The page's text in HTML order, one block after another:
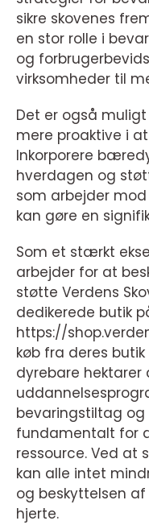
sikre skovenes
en stor rolle i
og
virksomheder til
Det er også
mere proaktive i
Inkorporere
hverdagen og
som arbejder
kan gøre en
Som et stærkt
arbejder for at
støtte Verdens
dedikerede butik
https://
køb fra deres
dyrebare
bevaringstiltag og
fundamentalt for
ressource. Ved at
kan alle intet
og beskyttelsen
hjerte.